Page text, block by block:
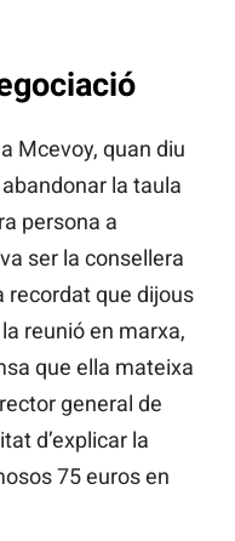
Mcevoy, quan diu
abandonar la taula
persona a
ser la consellera
recordat que dijous
reunió en marxa,
que ella mateixa
general de
d’explicar la
75 euros en